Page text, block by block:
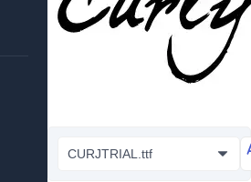
CURJTRIAL.ttf